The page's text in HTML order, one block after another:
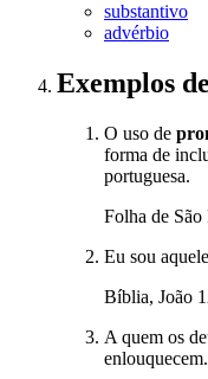
substantivo
advérbio
Exemplos
O uso de
forma de
portuguesa.
Folha de São
Eu sou
Bíblia, João
A quem os
enlouquecem.